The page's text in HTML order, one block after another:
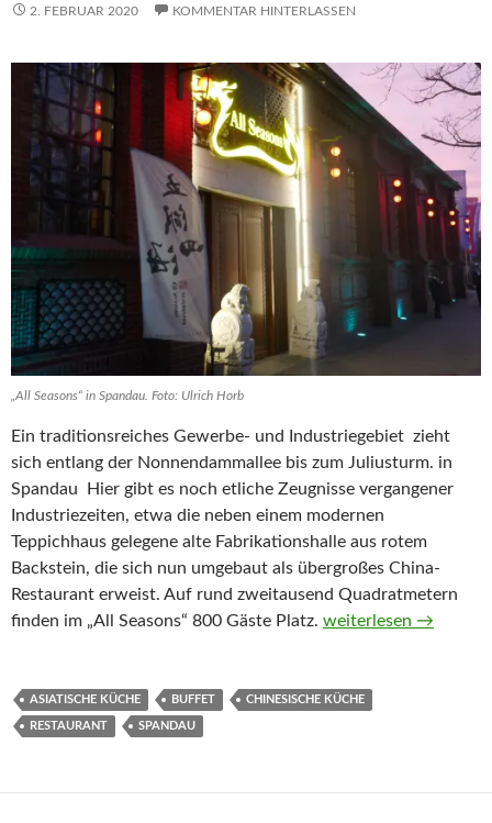
2. FEBRUAR 2020 KOMMENTAR HINTERLASSEN
„All Seasons“ in Spandau. Foto: Ulrich Horb
Ein traditionsreiches Gewerbe- und Industriegebiet zieht
sich entlang der Nonnendammallee bis zum Juliusturm. in
Spandau Hier gibt es noch etliche Zeugnisse vergangener
Industriezeiten, etwa die neben einem modernen
Teppichhaus gelegene alte Fabrikationshalle aus rotem
Backstein, die sich nun umgebaut als übergroßes China-
Restaurant erweist. Auf rund zweitausend Quadratmetern
finden im „All Seasons“ 800 Gäste Platz. „All Seasons“:
weiterlesen →
ASIATISCHE KÜCHE BUFFET CHINESISCHE KÜCHE
RESTAURANT SPANDAU